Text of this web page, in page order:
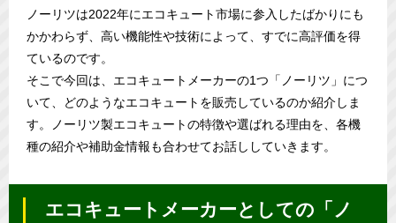
ノーリツは2022年にエコキュート市場に参入したばかりにも
かかわらず、高い機能性や技術によって、すでに高評価を得
ているのです。
そこで今回は、エコキュートメーカーの1つ「ノーリツ」につ
いて、どのようなエコキュートを販売しているのか紹介しま
す。ノーリツ製エコキュートの特徴や選ばれる理由を、各機
種の紹介や補助金情報も合わせてお話ししていきます。
エコキュートメーカーとしての「ノ